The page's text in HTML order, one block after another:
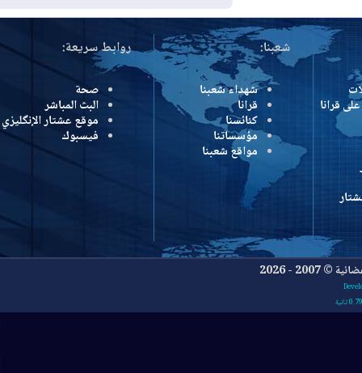
شعبنا:
شهداء شعبنا
قرانا
كنائسنا
مؤسساتنا
مواقع شعبنا
روابط سريعة:
صحة
البث المباشر
موقع عشتار الإنگليزي
فيسبوك
2026